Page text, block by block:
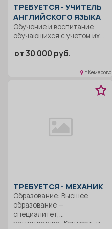
ТРЕБУЕТСЯ - УЧИТЕЛЬ
АНГЛИЙСКОГО ЯЗЫКА
Обучение и воспитание
обучающихся с учетом их
физиологических
от 30 000 руб.
г Кемерово
ТРЕБУЕТСЯ - МЕХАНИК
Образование: Высшее
образование —
специалитет,
магистратура.. Контроль и